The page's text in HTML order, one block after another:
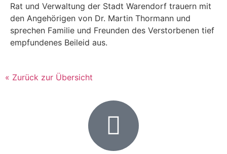
Rat und Verwaltung der Stadt Warendorf trauern mit
den Angehörigen von Dr. Martin Thormann und
sprechen Familie und Freunden des Verstorbenen tief
empfundenes Beileid aus.
« Zurück zur Übersicht